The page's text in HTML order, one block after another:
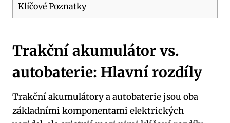
Klíčové Poznatky
Trakční akumulátor vs.
autobaterie: Hlavní rozdíly
Trakční akumulátory a autobaterie jsou oba
základními komponentami elektrických